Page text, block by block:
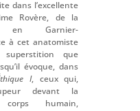
dans l’excellente
Rovère, de la
en Garnier-
à cet anatomiste
que
évoque, dans
I, ceux qui,
devant la
humain,